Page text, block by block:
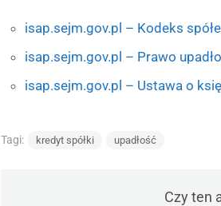
isap.sejm.gov.pl – Kodeks
isap.sejm.gov.pl – Prawo
isap.sejm.gov.pl – Ustawa o
Tagi: kredyt spółki upadłość
Czy ten